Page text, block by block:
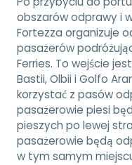
obszarów odprawy i
Fortezza organizuje
pasażerów
Ferries. To wejście
Bastii, Olbii i Golfo
korzystać z pasów
pasażerowie piesi
pieszych po lewej
pasażerowie będą
w tym samym